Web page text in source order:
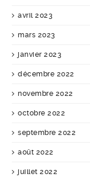
avril 2023
mars 2023
janvier 2023
décembre 2022
novembre 2022
octobre 2022
septembre 2022
août 2022
juillet 2022